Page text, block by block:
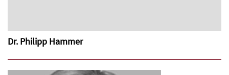
Dr. Philipp Hammer